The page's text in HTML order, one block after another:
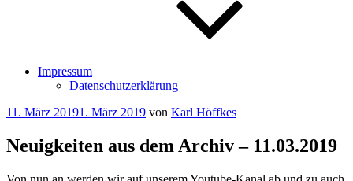
Impressum
Datenschutzerklärung
Veröffentlicht
11. März 20191. März 2019 von Karl Höffkes
Neuigkeiten aus dem Archiv – 11.03.2019